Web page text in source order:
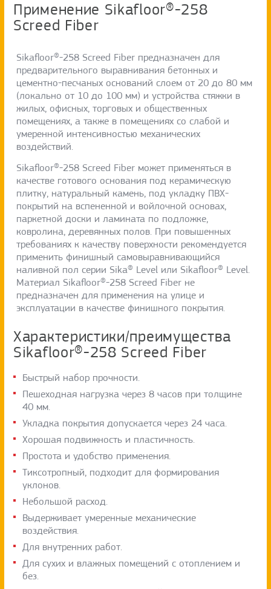
Применение Sikafloor®-258
Screed Fiber
Sikafloor®-258 Screed Fiber предназначен для
предварительного выравнивания бетонных и
цементно-песчаных оснований слоем от 20 до 80 мм
(локально от 10 до 100 мм) и устройства стяжки в
жилых, офисных, торговых и общественных
помещениях, а также в помещениях со слабой и
умеренной интенсивностью механических
воздействий.
Sikafloor®-258 Screed Fiber может применяться в
качестве готового основания под керамическую
плитку, натуральный камень, под укладку ПВХ-
покрытий на вспененной и войлочной основах,
паркетной доски и ламината по подложке,
ковролина, деревянных полов. При повышенных
требованиях к качеству поверхности рекомендуется
применить финишный самовыравнивающийся
наливной пол серии Sika® Level или Sikafloor® Level.
Материал Sikafloor®-258 Screed Fiber не
предназначен для применения на улице и
эксплуатации в качестве финишного покрытия.
Характеристики/преимущества
Sikafloor®-258 Screed Fiber
Быстрый набор прочности.
Пешеходная нагрузка через 8 часов при толщине
40 мм.
Укладка покрытия допускается через 24 часа.
Хорошая подвижность и пластичность.
Простота и удобство применения.
Тиксотропный, подходит для формирования
уклонов.
Небольшой расход.
Выдерживает умеренные механические
воздействия.
Для внутренних работ.
Для сухих и влажных помещений с отоплением и
без.